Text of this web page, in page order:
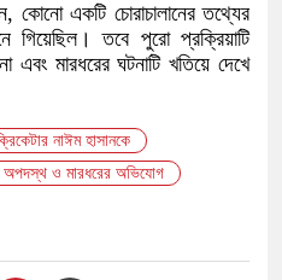
কোনো একটি চোরাচালানের তথ্যের
গিয়েছিল। তবে পুরো প্রক্রিয়াটি
মারধরের ঘটনাটি খতিয়ে দেখে
নাঈম হাসানকে
অপদস্থ ও মারধরের অভিযোগ